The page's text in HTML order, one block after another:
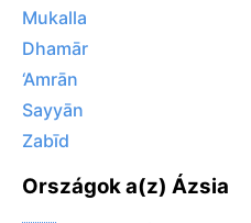
Mukalla
Dhamār
‘Amrān
Sayyān
Zabīd
Országok a(z) Ázsia